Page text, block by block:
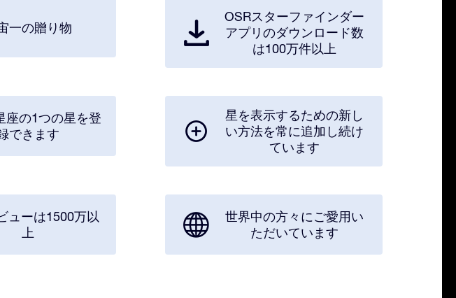
一の贈り物
OSRスターファインダー
アプリのダウンロード数
は100万件以上
座の1つの星を登
できます
星を表示するための新し
い方法を常に追加し続け
ています
ューは1500万以
上
世界中の方々にご愛用い
ただいています